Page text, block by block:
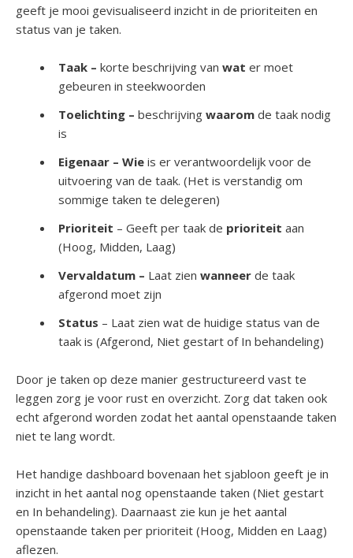
geeft je mooi gevisualiseerd inzicht in de prioriteiten en
status van je taken.
Taak – korte beschrijving van wat er moet
gebeuren in steekwoorden
Toelichting – beschrijving waarom de taak nodig
is
Eigenaar – Wie is er verantwoordelijk voor de
uitvoering van de taak. (Het is verstandig om
sommige taken te delegeren)
Prioriteit – Geeft per taak de prioriteit aan
(Hoog, Midden, Laag)
Vervaldatum – Laat zien wanneer de taak
afgerond moet zijn
Status – Laat zien wat de huidige status van de
taak is (Afgerond, Niet gestart of In behandeling)
Door je taken op deze manier gestructureerd vast te
leggen zorg je voor rust en overzicht. Zorg dat taken ook
echt afgerond worden zodat het aantal openstaande taken
niet te lang wordt.
Het handige dashboard bovenaan het sjabloon geeft je in
inzicht in het aantal nog openstaande taken (Niet gestart
en In behandeling). Daarnaast zie kun je het aantal
openstaande taken per prioriteit (Hoog, Midden en Laag)
aflezen.